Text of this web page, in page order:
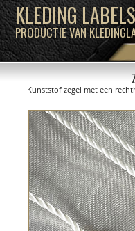
KLEDING LABELS
PRODUCTIE VAN
Kunststof zegel met een